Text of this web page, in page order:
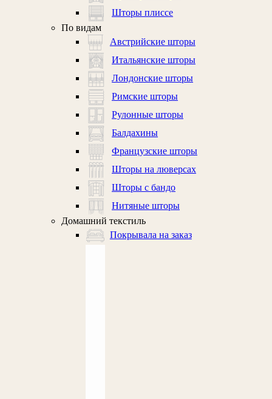
Шторы плиссе
По видам
Австрийские шторы
Итальянские шторы
Лондонские шторы
Римские шторы
Рулонные шторы
Балдахины
Французские шторы
Шторы на люверсах
Шторы с бандо
Нитяные шторы
Домашний текстиль
Покрывала на заказ